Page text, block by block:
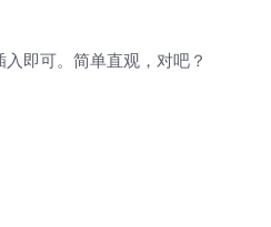
即可。简单直观，对吧？